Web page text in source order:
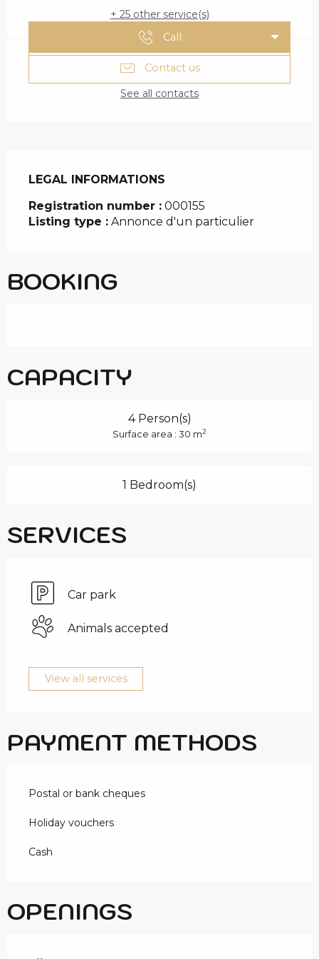
+ 25 other service(s)
Call
Contact us
See all contacts
LEGAL INFORMATIONS
LEGAL INFORMATIONS
Registration number : 000155
Listing type : Annonce d'un particulier
BOOKING
CAPACITY
4 Person(s)
Surface area : 30 m2
1 Bedroom(s)
SERVICES
Car park
Animals accepted
View all services
PAYMENT METHODS
Postal or bank cheques
Holiday vouchers
Cash
OPENINGS